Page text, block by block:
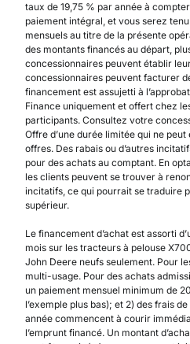
taux de 19,75 % par année à
paiement intégral, et vous serez
mensuels au titre de la présente
des montants financés au départ,
concessionnaires peuvent établir
concessionnaires peuvent facturer
financement est assujetti à
Finance uniquement et offert chez
participants. Consultez votre
Offre d’une durée limitée qui ne peut
offres. Des rabais ou d’autres
pour des achats au comptant. En
les clients peuvent se trouver à
incitatifs, ce qui pourrait se traduire
supérieur.
Le financement d’achat est assorti
mois sur les tracteurs à pelouse
John Deere neufs seulement. Pour
multi-usage. Pour des achats
un paiement mensuel minimum de
l’exemple plus bas); et 2) des frais
année commencent à courir
l’emprunt financé. Un montant